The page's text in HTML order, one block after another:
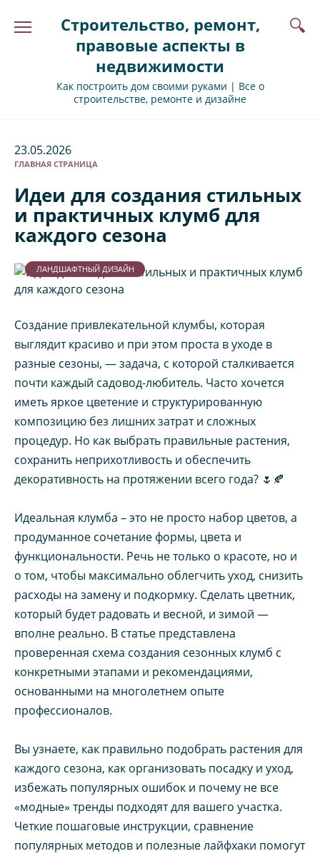
Строительство, ремонт,
правовые аспекты в
недвижимости
Как построить дом своими руками | Все о
строительстве, ремонте и дизайне
23.05.2026
ГЛАВНАЯ СТРАНИЦА
Идеи для создания стильных
и практичных клумб для
каждого сезона
ЛАНДШАФТНЫЙ ДИЗАЙН
Создание привлекательной клумбы, которая
выглядит красиво и при этом проста в уходе в
разные сезоны, — задача, с которой сталкивается
почти каждый садовод-любитель. Часто хочется
иметь яркое цветение и структурированную
композицию без лишних затрат и сложных
процедур. Но как выбрать правильные растения,
сохранить неприхотливость и обеспечить
декоративность на протяжении всего года? 🌷🍂
Идеальная клумба – это не просто набор цветов, а
продуманное сочетание формы, цвета и
функциональности. Речь не только о красоте, но и
о том, чтобы максимально облегчить уход, снизить
расходы на замену и подкормку. Сделать цветник,
который будет радовать и весной, и зимой —
вполне реально. В статье представлена
проверенная схема создания сезонных клумб с
конкретными этапами и рекомендациями,
основанными на многолетнем опыте
профессионалов.
Вы узнаете, как правильно подобрать растения для
каждого сезона, как организовать посадку и уход,
избежать популярных ошибок и почему не все
«модные» тренды подходят для вашего участка.
Четкие пошаговые инструкции, сравнение
популярных методов и полезные лайфхаки помогут